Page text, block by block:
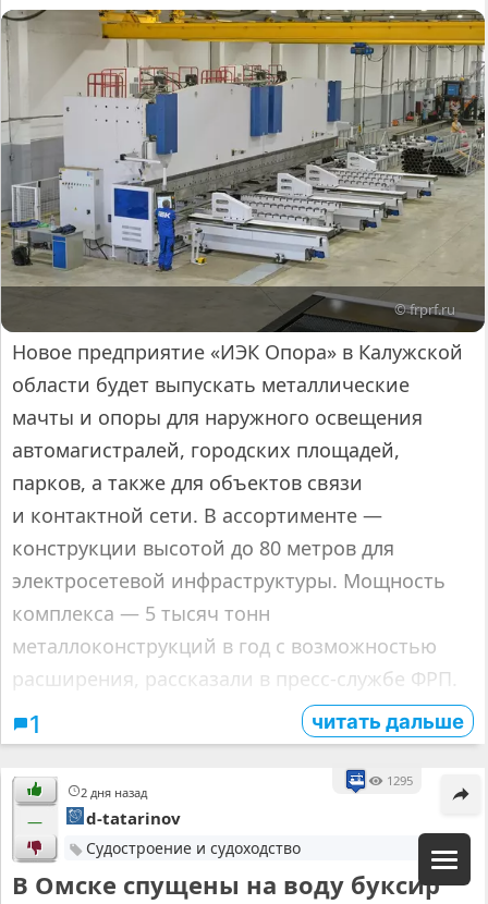
© frprf.ru
Новое предприятие «ИЭК Опора» в Калужской
области будет выпускать металлические
мачты и опоры для наружного освещения
автомагистралей, городских площадей,
парков, а также для объектов связи
и контактной сети. В ассортименте —
конструкции высотой до 80 метров для
электросетевой инфраструктуры. Мощность
комплекса — 5 тысяч тонн
металлоконструкций в год с возможностью
расширения, рассказали в пресс-службе ФРП.
1 читать дальше
2 дня назад
1295
— d-tatarinov
Судостроение и судоходство
В Омске спущены на воду буксир